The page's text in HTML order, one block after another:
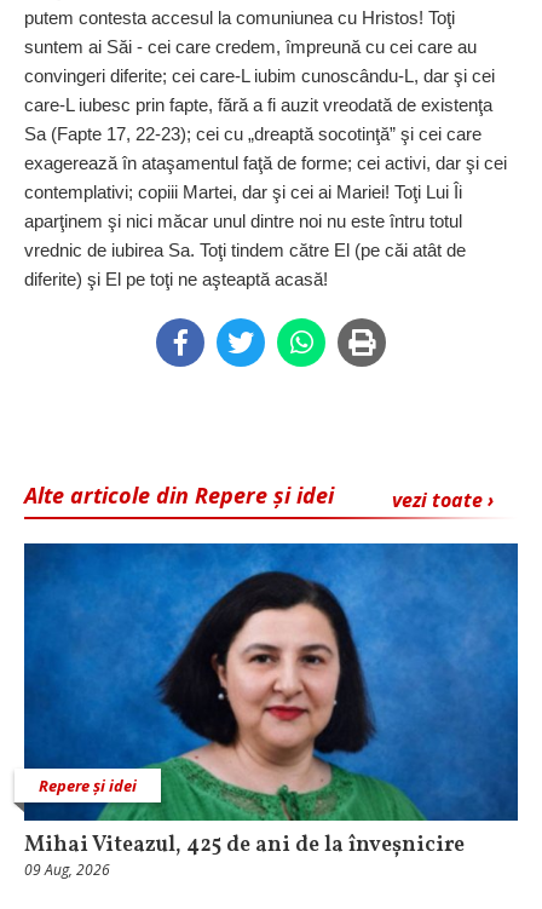
putem contesta accesul la comuniunea cu Hristos! Toţi
suntem ai Săi - cei care credem, împreună cu cei care au
convingeri diferite; cei care-L iubim cunoscându-L, dar şi cei
care-L iubesc prin fapte, fără a fi auzit vreodată de existenţa
Sa (Fapte 17, 22-23); cei cu „dreaptă socotinţă” şi cei care
exagerează în ataşamentul faţă de forme; cei activi, dar şi cei
contemplativi; copiii Martei, dar şi cei ai Mariei! Toţi Lui Îi
aparţinem şi nici măcar unul dintre noi nu este întru totul
vrednic de iubirea Sa. Toţi tindem către El (pe căi atât de
diferite) şi El pe toţi ne aşteaptă acasă!
vezi toate ›
Alte articole din Repere și idei
Repere și idei
Mihai Viteazul, 425 de ani de la înveșnicire
09 Aug, 2026